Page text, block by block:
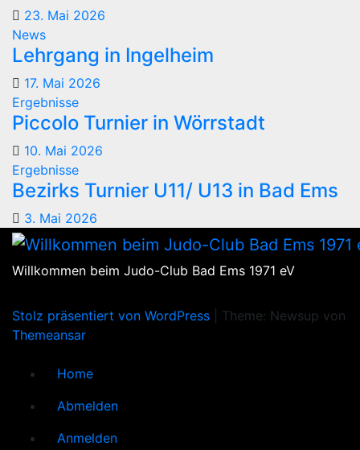
23. Mai 2026
News
Lehrgang in Ingelheim
17. Mai 2026
Ergebnisse
Piccolo Turnier in Wörrstadt
10. Mai 2026
Ergebnisse
Bezirks Turnier U11/ U13 in Bad Ems
3. Mai 2026
Willkommen beim Judo-Club Bad Ems 1971 eV
Stolz präsentiert von WordPress
Theme: Newsup von
Themeansar
Home
Abmelden
Anmelden